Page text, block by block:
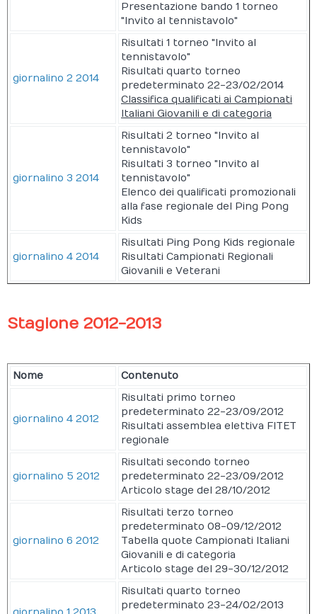
Presentazione bando 1 torneo
"Invito al tennistavolo"
giornalino 2 2014
Risultati 1 torneo "Invito al
tennistavolo"
Risultati quarto torneo
predeterminato 22-23/02/2014
Classifica qualificati ai Campionati
Italiani Giovanili e di categoria
giornalino 3 2014
Risultati 2 torneo "Invito al
tennistavolo"
Risultati 3 torneo "Invito al
tennistavolo"
Elenco dei qualificati promozionali
alla fase regionale del Ping Pong
Kids
giornalino 4 2014
Risultati Ping Pong Kids regionale
Risultati Campionati Regionali
Giovanili e Veterani
Stagione 2012-2013
Nome Contenuto
giornalino 4 2012
Risultati primo torneo
predeterminato 22-23/09/2012
Risultati assemblea elettiva FITET
regionale
giornalino 5 2012
Risultati secondo torneo
predeterminato 22-23/09/2012
Articolo stage del 28/10/2012
giornalino 6 2012
Risultati terzo torneo
predeterminato 08-09/12/2012
Tabella quote Campionati Italiani
Giovanili e di categoria
Articolo stage del 29-30/12/2012
Risultati quarto torneo
predeterminato 23-24/02/2013